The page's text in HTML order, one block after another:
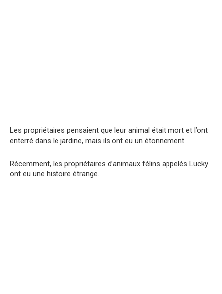
Les propriétaires pensaient que leur animal était mort et l’ont
enterré dans le jardine, mais ils ont eu un étonnement.
Récemment, les propriétaires d’animaux félins appelés Lucky
ont eu une histoire étrange.